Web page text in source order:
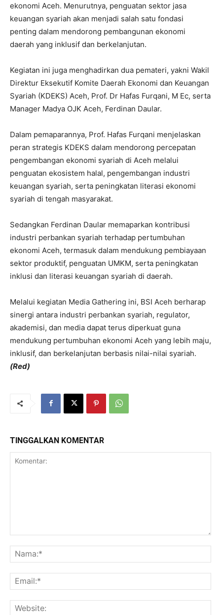
ekonomi Aceh. Menurutnya, penguatan sektor jasa
keuangan syariah akan menjadi salah satu fondasi
penting dalam mendorong pembangunan ekonomi
daerah yang inklusif dan berkelanjutan.
Kegiatan ini juga menghadirkan dua pemateri, yakni Wakil
Direktur Eksekutif Komite Daerah Ekonomi dan Keuangan
Syariah (KDEKS) Aceh, Prof. Dr Hafas Furqani, M Ec, serta
Manager Madya OJK Aceh, Ferdinan Daular.
Dalam pemaparannya, Prof. Hafas Furqani menjelaskan
peran strategis KDEKS dalam mendorong percepatan
pengembangan ekonomi syariah di Aceh melalui
penguatan ekosistem halal, pengembangan industri
keuangan syariah, serta peningkatan literasi ekonomi
syariah di tengah masyarakat.
Sedangkan Ferdinan Daular memaparkan kontribusi
industri perbankan syariah terhadap pertumbuhan
ekonomi Aceh, termasuk dalam mendukung pembiayaan
sektor produktif, penguatan UMKM, serta peningkatan
inklusi dan literasi keuangan syariah di daerah.
Melalui kegiatan Media Gathering ini, BSI Aceh berharap
sinergi antara industri perbankan syariah, regulator,
akademisi, dan media dapat terus diperkuat guna
mendukung pertumbuhan ekonomi Aceh yang lebih maju,
inklusif, dan berkelanjutan berbasis nilai-nilai syariah.
(Red)
TINGGALKAN KOMENTAR